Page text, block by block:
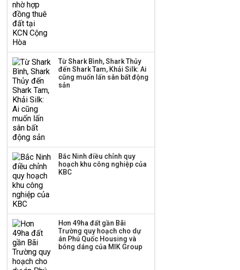
Công ty 100 tỷ của
Huấn Hoa Hồng bỗng
dưng ‘biến mất’, một
Từ Shark Bình, Shark Thủy
đến Shark Tam, Khải Silk: Ai
cũng muốn lấn sân bất động
sản
Bắc Ninh điều chỉnh quy
hoạch khu công nghiệp của
KBC
Hơn 49ha đất gần Bãi
Trường quy hoạch cho dự
án Phú Quốc Housing và
bóng dáng của MIK Group